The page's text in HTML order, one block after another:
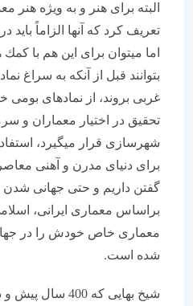
البته برای هنر و به ویژه هنر
تعریف كرد كه آنها الزاماً باید در
اما می‏توان برای این هم با كمك
بتوانند قبل از آنكه به سراغ نمادهای
غربی بروند، از نمادهای بومی خودی
تحقیق در اختیار معماران و
شهرسازی قرار می‏گیرد، استفاده
برای دنیای مدرن و آهنی معاصر
گفتن داریم و حتی جهانی شدن خود را
براساس معماری ایرانی، اسلامی
معماری خاص خودش را در جهان
شده است.
شیخ بهایی كه 400 سال پیش